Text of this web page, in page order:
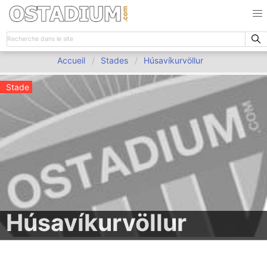
Accueil Stades Húsavíkurvöllur
Stade
Húsavíkurvöllur